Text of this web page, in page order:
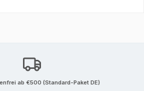
ab €500 (Standard-Paket DE)